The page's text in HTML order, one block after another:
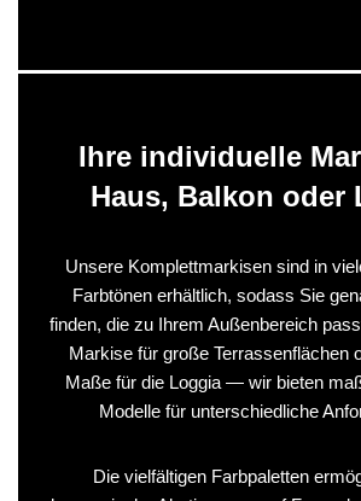
Ihre individuelle
Haus, Balkon oder
Unsere Komplettmarkisen sind in
Farbtönen erhältlich, sodass Sie
finden, die zu Ihrem Außenbereich
Markise für große Terrassenflächen
Maße für die Loggia — wir bieten
Modelle für unterschiedliche
Die vielfältigen Farbpaletten